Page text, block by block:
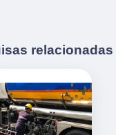
relacionadas